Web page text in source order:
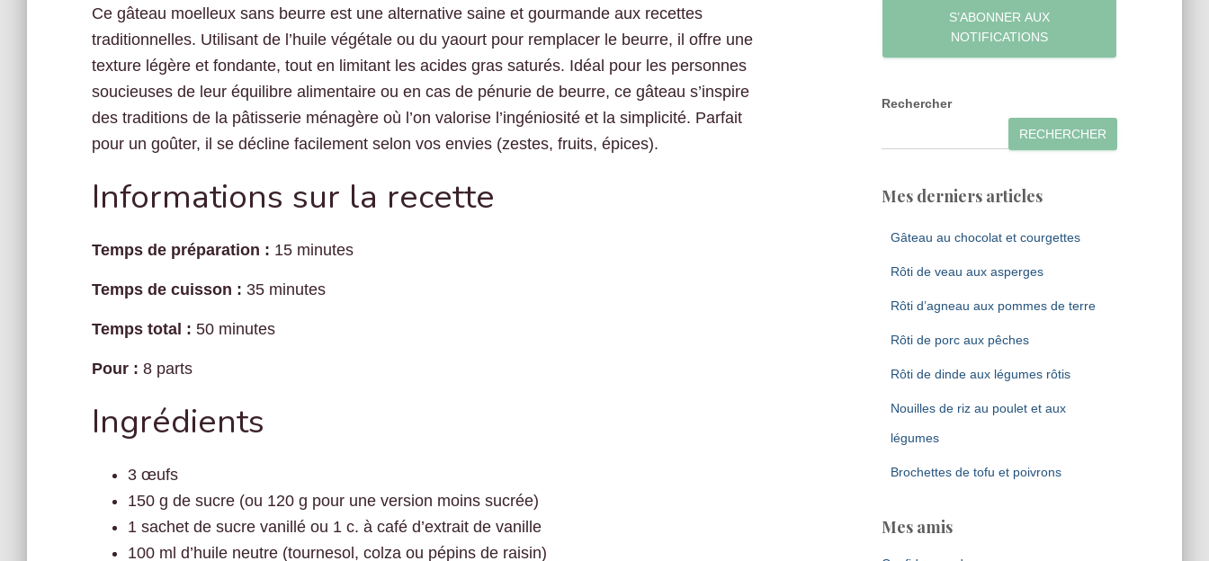
Ce gâteau moelleux sans beurre est une alternative saine et gourmande aux recettes
traditionnelles. Utilisant de l’huile végétale ou du yaourt pour remplacer le beurre, il offre une
texture légère et fondante, tout en limitant les acides gras saturés. Idéal pour les personnes
soucieuses de leur équilibre alimentaire ou en cas de pénurie de beurre, ce gâteau s’inspire
des traditions de la pâtisserie ménagère où l’on valorise l’ingéniosité et la simplicité. Parfait
pour un goûter, il se décline facilement selon vos envies (zestes, fruits, épices).
Informations sur la recette
Temps de préparation : 15 minutes
Temps de cuisson : 35 minutes
Temps total : 50 minutes
Pour : 8 parts
Ingrédients
3 œufs
150 g de sucre (ou 120 g pour une version moins sucrée)
1 sachet de sucre vanillé ou 1 c. à café d’extrait de vanille
100 ml d’huile neutre (tournesol, colza ou pépins de raisin)
S’ABONNER AUX
NOTIFICATIONS
Rechercher
RECHERCHER
Mes derniers articles
Gâteau au chocolat et courgettes
Rôti de veau aux asperges
Rôti d’agneau aux pommes de terre
Rôti de porc aux pêches
Rôti de dinde aux légumes rôtis
Nouilles de riz au poulet et aux
légumes
Brochettes de tofu et poivrons
Mes amis